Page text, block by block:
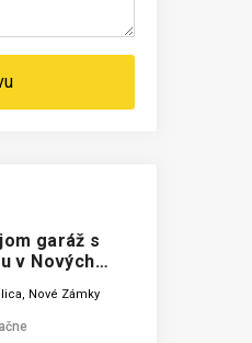
garáž s
v Nových
Nové Zámky